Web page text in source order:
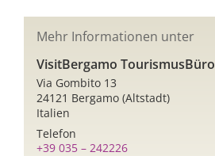
Mehr Informationen unter
VisitBergamo TourismusBüro
Via Gombito 13
24121 Bergamo (Altstadt)
Italien
Telefon
+39 035 – 242226